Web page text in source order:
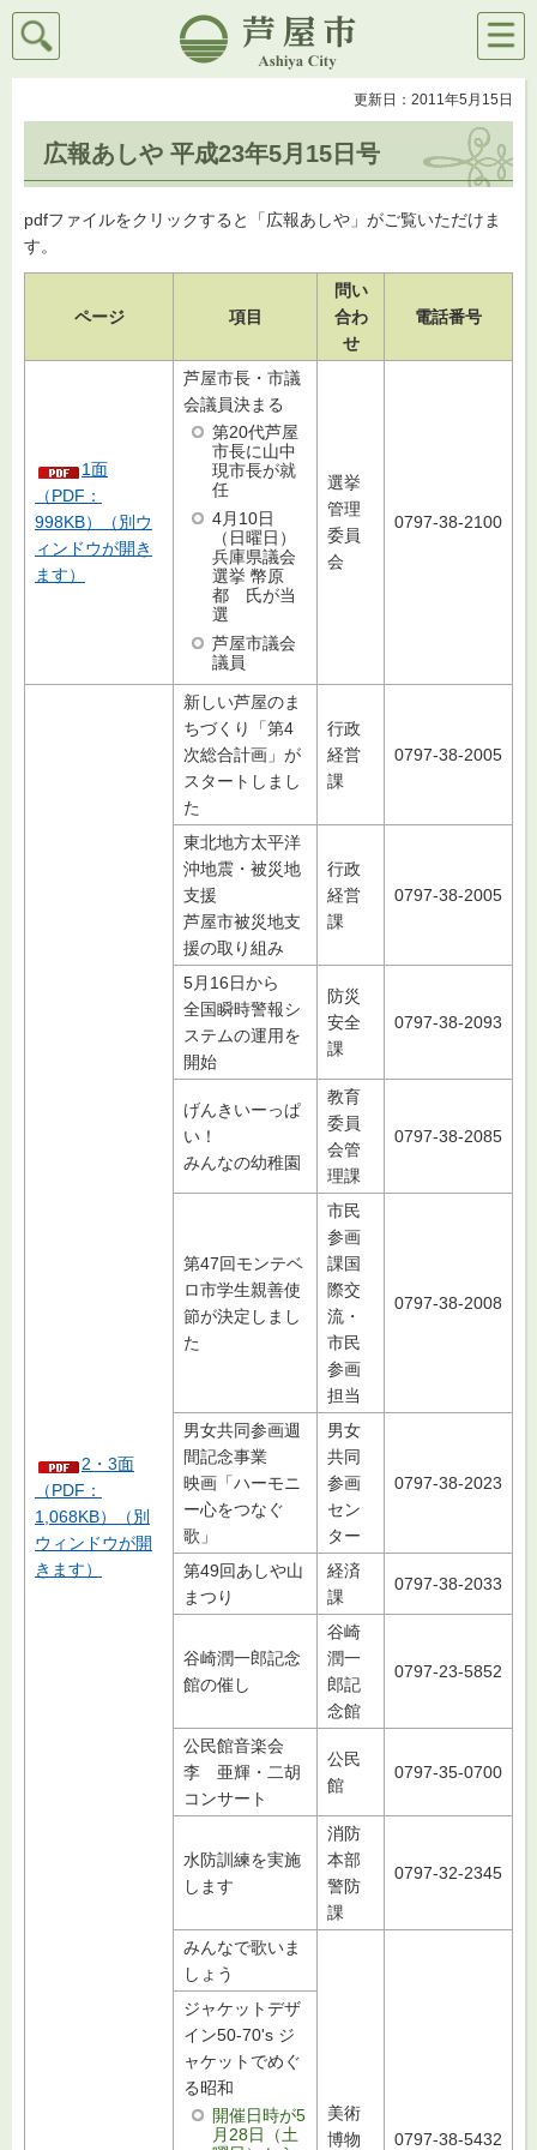
芦屋市
検索
メニ
ュー
更新日：2011年5月15日
広報あしや 平成23年5月15日号
pdfファイルをクリックすると「広報あしや」がご覧いただけま
す。
ページ 項目
問い
合わ
せ
電話番号
1面
（PDF：
998KB）（別ウ
ィンドウが開き
ます）
芦屋市長・市議
会議員決まる
第20代芦屋
市長に山中
現市長が就
任
4月10日
（日曜日）
兵庫県議会
選挙 幣原
都 氏が当
選
芦屋市議会
議員
選挙
管理
委員
会
0797-38-2100
2・3面
（PDF：
1,068KB）（別
ウィンドウが開
きます）
新しい芦屋のま
ちづくり「第4
次総合計画」が
スタートしまし
た
行政
経営
課
0797-38-2005
東北地方太平洋
沖地震・被災地
支援
芦屋市被災地支
援の取り組み
行政
経営
課
0797-38-2005
5月16日から
全国瞬時警報シ
ステムの運用を
開始
防災
安全
課
0797-38-2093
げんきいーっぱ
い！
みんなの幼稚園
教育
委員
会管
理課
0797-38-2085
第47回モンテベ
ロ市学生親善使
節が決定しまし
た
市民
参画
課国
際交
流・
市民
参画
担当
0797-38-2008
男女共同参画週
間記念事業
映画「ハーモニ
ー心をつなぐ
歌」
男女
共同
参画
セン
ター
0797-38-2023
第49回あしや山
まつり
経済
課
0797-38-2033
谷崎潤一郎記念
館の催し
谷崎
潤一
郎記
念館
0797-23-5852
公民館音楽会
李 亜輝・二胡
コンサート
公民
館
0797-35-0700
水防訓練を実施
します
消防
本部
警防
課
0797-32-2345
みんなで歌いま
しょう
美術
博物
0797-38-5432
ジャケットデザ
イン50-70's ジ
ャケットでめぐ
る昭和
開催日時が5
月28日（土